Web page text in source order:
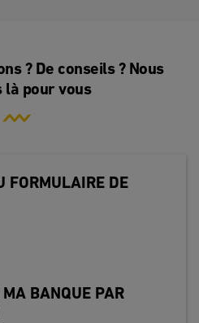
? De conseils ? Nous
là pour vous
FORMULAIRE DE
MA BANQUE PAR